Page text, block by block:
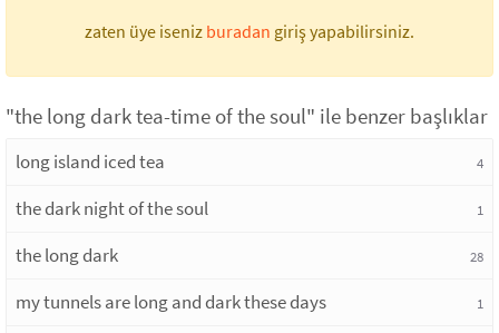
zaten üye iseniz buradan giriş yapabilirsiniz.
"the long dark tea-time of the soul" ile benzer başlıklar
long island iced tea 4
the dark night of the soul 1
the long dark 28
my tunnels are long and dark these days 1